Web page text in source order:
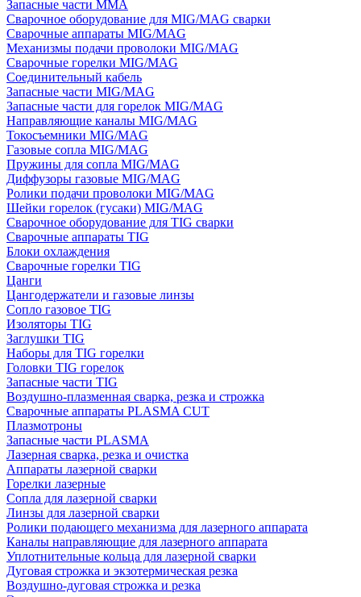
Запасные части MMA
Сварочное оборудование для MIG/MAG сварки
Сварочные аппараты MIG/MAG
Механизмы подачи проволоки MIG/MAG
Сварочные горелки MIG/MAG
Соединительный кабель
Запасные части MIG/MAG
Запасные части для горелок MIG/MAG
Направляющие каналы MIG/MAG
Токосъемники MIG/MAG
Газовые сопла MIG/MAG
Пружины для сопла MIG/MAG
Диффузоры газовые MIG/MAG
Ролики подачи проволоки MIG/MAG
Шейки горелок (гусаки) MIG/MAG
Сварочное оборудование для TIG сварки
Сварочные аппараты TIG
Блоки охлаждения
Сварочные горелки TIG
Цанги
Цангодержатели и газовые линзы
Сопло газовое TIG
Изоляторы TIG
Заглушки TIG
Наборы для TIG горелки
Головки TIG горелок
Запасные части TIG
Воздушно-плазменная сварка, резка и строжка
Сварочные аппараты PLASMA CUT
Плазмотроны
Запасные части PLASMA
Лазерная сварка, резка и очистка
Аппараты лазерной сварки
Горелки лазерные
Сопла для лазерной сварки
Линзы для лазерной сварки
Ролики подающего механизма для лазерного аппарата
Каналы направляющие для лазерного аппарата
Уплотнительные кольца для лазерной сварки
Дуговая строжка и экзотермическая резка
Воздушно-дуговая строжка и резка